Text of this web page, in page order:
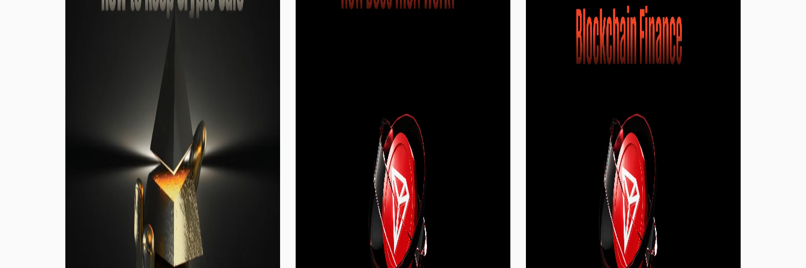
compreender todo o ciclo de vida dos ativos
ativos entre cadeias. Esta análise aprofunda a
compreensão sobre o papel fundamental da
transparência das reservas nas finanças
baseadas em blockchain.